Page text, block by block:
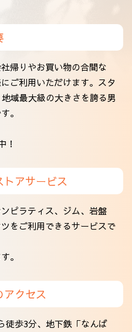
帰りやお買い物の合間な
ご利用いただけます。スタ
域最大級の大きさを誇る男
。
！
トアサービス
ピラティス、ジム、岩盤
をご利用できるサービスで
。
アクセス
徒歩3分、地下鉄「なんば